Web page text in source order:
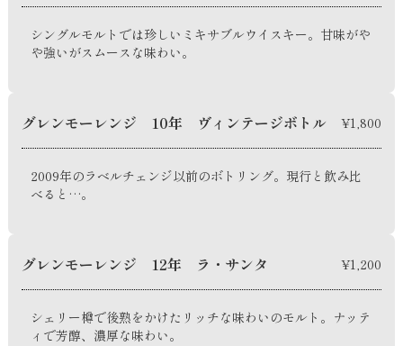
シングルモルトでは珍しいミキサブルウイスキー。甘味がや
や強いがスムースな味わい。
グレンモーレンジ 10年 ヴィンテージボトル ¥1,800
2009年のラベルチェンジ以前のボトリング。現行と飲み比
べると…。
グレンモーレンジ 12年 ラ・サンタ ¥1,200
シェリー樽で後熟をかけたリッチな味わいのモルト。ナッテ
ィで芳醇、濃厚な味わい。